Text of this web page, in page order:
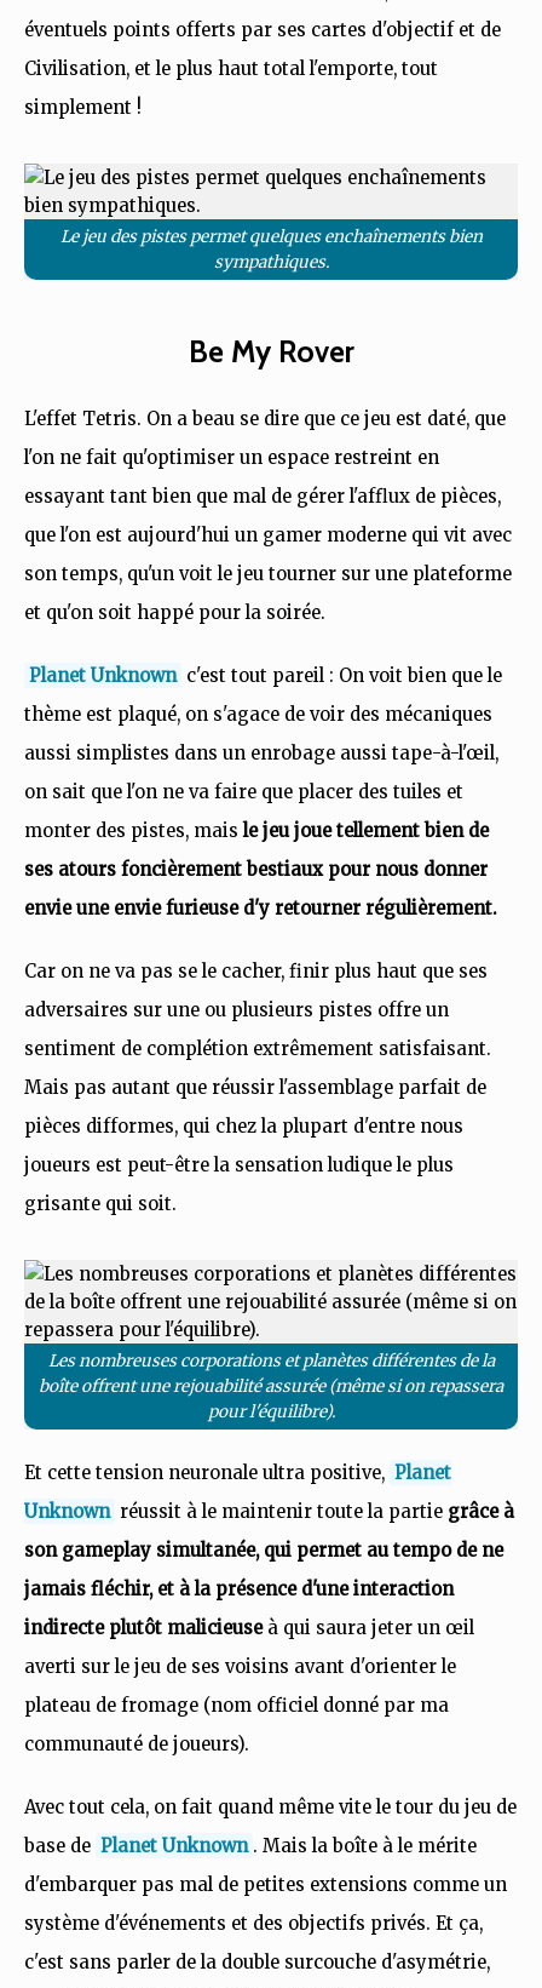
éventuels points offerts par ses cartes d'objectif et de
Civilisation, et le plus haut total l'emporte, tout
simplement !
Le jeu des pistes permet quelques enchaînements bien
sympathiques.
Be My Rover
L'effet Tetris. On a beau se dire que ce jeu est daté, que
l'on ne fait qu'optimiser un espace restreint en
essayant tant bien que mal de gérer l'afflux de pièces,
que l'on est aujourd'hui un gamer moderne qui vit avec
son temps, qu'un voit le jeu tourner sur une plateforme
et qu'on soit happé pour la soirée.
Planet Unknown c'est tout pareil : On voit bien que le
thème est plaqué, on s'agace de voir des mécaniques
aussi simplistes dans un enrobage aussi tape-à-l'œil,
on sait que l'on ne va faire que placer des tuiles et
monter des pistes, mais le jeu joue tellement bien de
ses atours foncièrement bestiaux pour nous donner
envie une envie furieuse d'y retourner régulièrement.
Car on ne va pas se le cacher, finir plus haut que ses
adversaires sur une ou plusieurs pistes offre un
sentiment de complétion extrêmement satisfaisant.
Mais pas autant que réussir l'assemblage parfait de
pièces difformes, qui chez la plupart d'entre nous
joueurs est peut-être la sensation ludique le plus
grisante qui soit.
Les nombreuses corporations et planètes différentes de la
boîte offrent une rejouabilité assurée (même si on repassera
pour l'équilibre).
Et cette tension neuronale ultra positive, Planet
Unknown réussit à le maintenir toute la partie grâce à
son gameplay simultanée, qui permet au tempo de ne
jamais fléchir, et à la présence d'une interaction
indirecte plutôt malicieuseà qui saura jeter un œil
averti sur le jeu de ses voisins avant d'orienter le
plateau de fromage (nom officiel donné par ma
communauté de joueurs).
Avec tout cela, on fait quand même vite le tour du jeu de
base de Planet Unknown . Mais la boîte à le mérite
d'embarquer pas mal de petites extensions comme un
système d'événements et des objectifs privés. Et ça,
c'est sans parler de la double surcouche d'asymétrie,